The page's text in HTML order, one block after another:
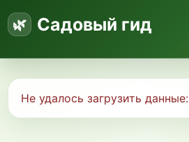
Садовый гид
Не удалось загрузить данные: